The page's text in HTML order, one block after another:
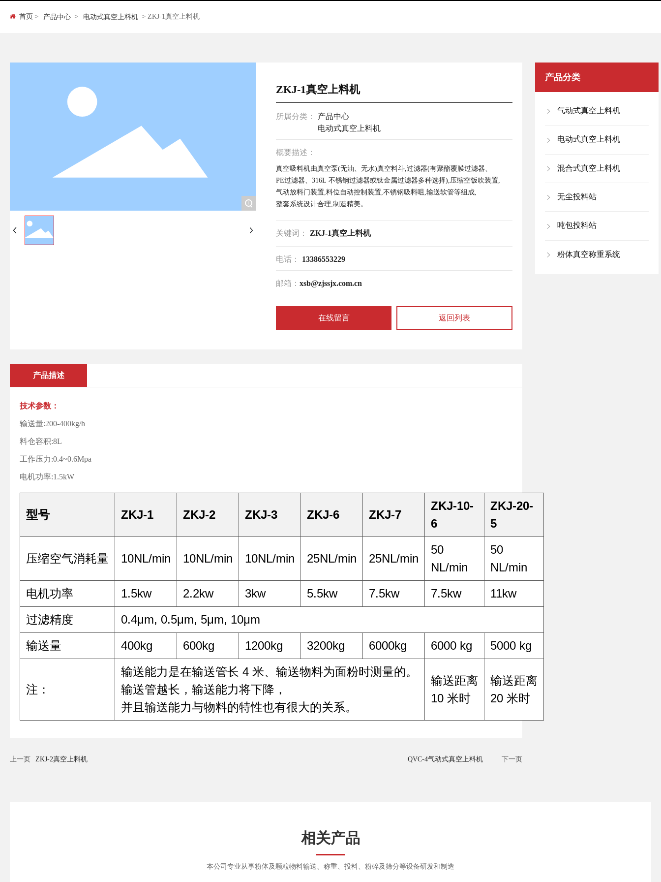
首页 产品中心 电动式真空上料机 ZKJ-1真空上料机
+
ZKJ-1真空上料机
所属分类：
产品中心
电动式真空上料机
概要描述：
真空吸料机由真空泵(无油、无水)真空料斗,过滤器(有聚酯覆膜过滤器、
PE过滤器、316L 不锈钢过滤器或钛金属过滤器多种选择),压缩空饭吹装置,
气动放料门装置,料位自动控制装置,不锈钢吸料咀,输送软管等组成,
整套系统设计合理,制造精美。
关键词： ZKJ-1真空上料机
电话： 13386553229
邮箱： xsb@zjssjx.com.cn
在线留言 返回列表
产品描述
技术参数：
输送量:200-400kg/h
料仓容积:8L
工作压力:0.4~0.6Mpa
电机功率:1.5kW
型号 ZKJ-1 ZKJ-2 ZKJ-3 ZKJ-6 ZKJ-7
ZKJ-10-
6
ZKJ-20-
5
压缩空气消耗量 10NL/min 10NL/min 10NL/min 25NL/min 25NL/min
50
NL/min
50
NL/min
电机功率
1.5kw 2.2kw 3kw 5.5kw 7.5kw 7.5kw
11kw
过滤精度
0.4μm, 0.5μm, 5μm, 10μm
输送量
400kg 600kg 1200kg 3200kg 6000kg 6000 kg 5000 kg
注：
输送能力是在输送管长 4 米、输送物料为面粉时测量的。
输送管越长，输送能力将下降，
并且输送能力与物料的特性也有很大的关系。
输送距离
10 米时
输送距离
20 米时
上一页 ZKJ-2真空上料机 QVC-4气动式真空上料机 下一页
产品分类
气动式真空上料机
电动式真空上料机
混合式真空上料机
无尘投料站
吨包投料站
粉体真空称重系统
相关产品
本公司专业从事粉体及颗粒物料输送、称重、投料、粉碎及筛分等设备研发和制造